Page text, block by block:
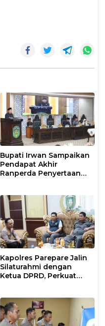
Bupati Irwan Sampaikan
Pendapat Akhir
Ranperda Penyertaan
Kapolres Parepare Jalin
Silaturahmi dengan
Ketua DPRD, Perkuat